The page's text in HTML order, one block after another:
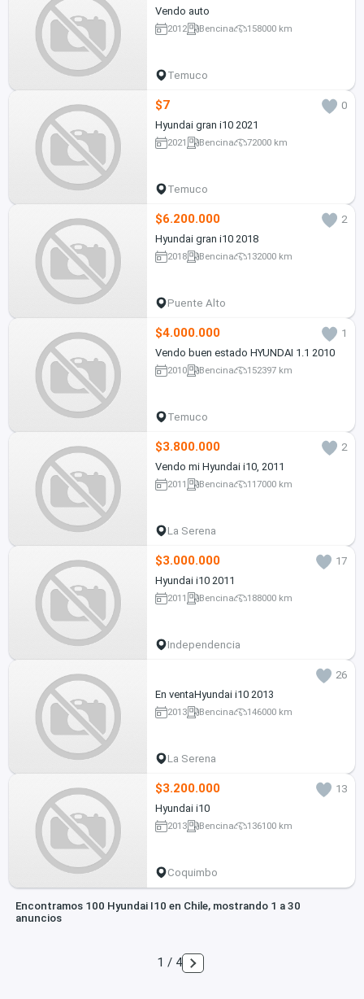
Vendo auto
2012 Bencina 158000 km
Temuco
$7
0
Hyundai gran i10 2021
2021 Bencina 72000 km
Temuco
$6.200.000
2
Hyundai gran i10 2018
2018 Bencina 132000 km
Puente Alto
$4.000.000
1
Vendo buen estado HYUNDAI 1.1 2010
2010 Bencina 152397 km
Temuco
$3.800.000
2
Vendo mi Hyundai i10, 2011
2011 Bencina 117000 km
La Serena
$3.000.000
17
Hyundai i10 2011
2011 Bencina 188000 km
Independencia
26
En ventaHyundai i10 2013
2013 Bencina 146000 km
La Serena
$3.200.000
13
Hyundai i10
2013 Bencina 136100 km
Coquimbo
Encontramos 100 Hyundai I10 en Chile, mostrando 1 a 30
anuncios
1 / 4